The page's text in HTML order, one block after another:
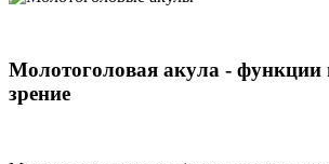
Молотоголовая акула - функции
зрение